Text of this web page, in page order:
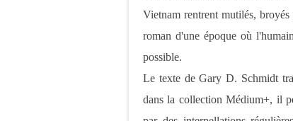
Vietnam rentrent mutilés,
roman d'une époque où
possible.
Le texte de Gary D. Schmidt
dans la collection Médium+, il